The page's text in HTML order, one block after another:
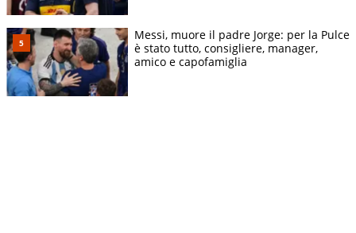
Messi, muore il padre Jorge: per la Pulce
è stato tutto, consigliere, manager,
amico e capofamiglia